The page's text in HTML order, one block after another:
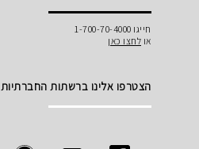
חייגו 1-700-70-4000
או לחצו כאן
הצטרפו אלינו ברשתות החברתיות